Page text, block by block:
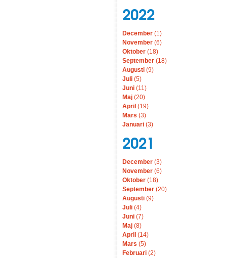
2022
December (1)
November (6)
Oktober (18)
September (18)
Augusti (9)
Juli (5)
Juni (11)
Maj (20)
April (19)
Mars (3)
Januari (3)
2021
December (3)
November (6)
Oktober (18)
September (20)
Augusti (9)
Juli (4)
Juni (7)
Maj (8)
April (14)
Mars (5)
Februari (2)